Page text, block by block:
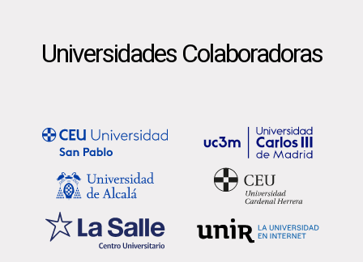
Universidades Colaboradoras